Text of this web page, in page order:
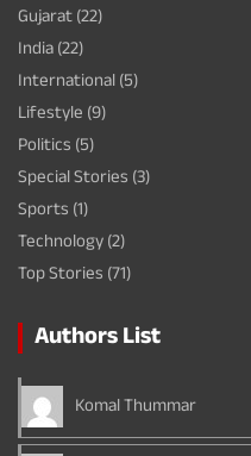
Gujarat(22)
India(22)
International(5)
Lifestyle (9)
Politics (5)
Special Stories (3)
Sports (1)
Technology(2)
Top Stories (71)
Authors List
Komal Thummar